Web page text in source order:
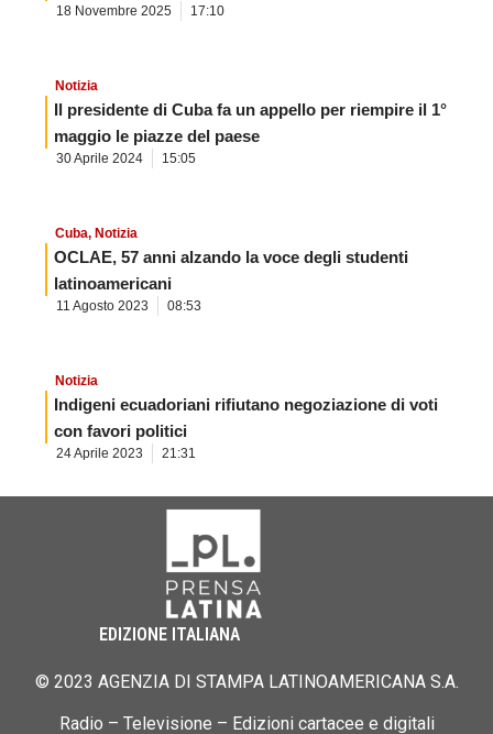
18 Novembre 2025 17:10
Notizia
Il presidente di Cuba fa un appello per riempire il 1°
maggio le piazze del paese
30 Aprile 2024 15:05
Cuba, Notizia
OCLAE, 57 anni alzando la voce degli studenti
latinoamericani
11 Agosto 2023 08:53
Notizia
Indigeni ecuadoriani rifiutano negoziazione di voti
con favori politici
24 Aprile 2023 21:31
EDIZIONE ITALIANA
© 2023 AGENZIA DI STAMPA LATINOAMERICANA S.A.
Radio – Televisione – Edizioni cartacee e digitali